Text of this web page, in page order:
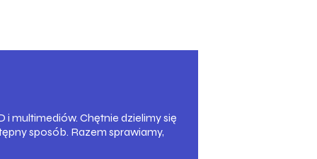
multimediów. Chętnie dzielimy się
sposób. Razem sprawiamy,